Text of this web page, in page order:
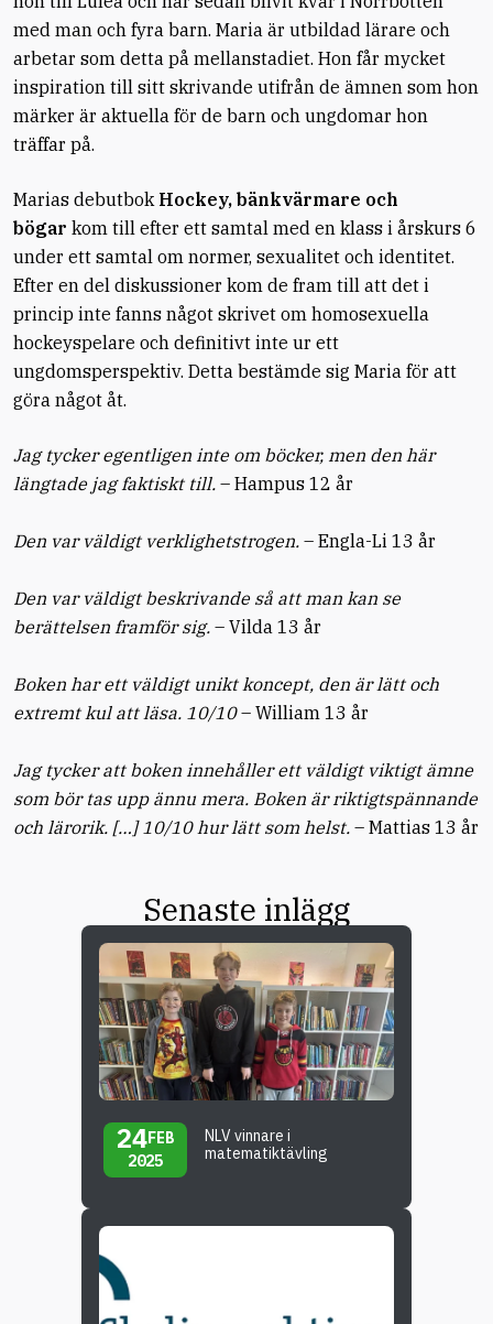
med man och fyra barn. Maria är utbildad lärare och
arbetar som detta på mellanstadiet. Hon får mycket
inspiration till sitt skrivande utifrån de ämnen som hon
märker är aktuella för de barn och ungdomar hon
träffar på.
Marias debutbok Hockey, bänkvärmare och
bögar kom till efter ett samtal med en klass i årskurs 6
under ett samtal om normer, sexualitet och identitet.
Efter en del diskussioner kom de fram till att det i
princip inte fanns något skrivet om homosexuella
hockeyspelare och definitivt inte ur ett
ungdomsperspektiv. Detta bestämde sig Maria för att
göra något åt.
Jag tycker egentligen inte om böcker, men den här
längtade jag faktiskt till. – Hampus 12 år
Den var väldigt verklighetstrogen. – Engla-Li 13 år
Den var väldigt beskrivande så att man kan se
berättelsen framför sig. – Vilda 13 år
Boken har ett väldigt unikt koncept, den är lätt och
extremt kul att läsa. 10/10– William 13 år
Jag tycker att boken innehåller ett väldigt viktigt ämne
som bör tas upp ännu mera. Boken är riktigtspännande
och lärorik. […] 10/10 hur lätt som helst. – Mattias 13 år
Senaste inlägg
24FEB
2025
NLV vinnare i
matematiktävling